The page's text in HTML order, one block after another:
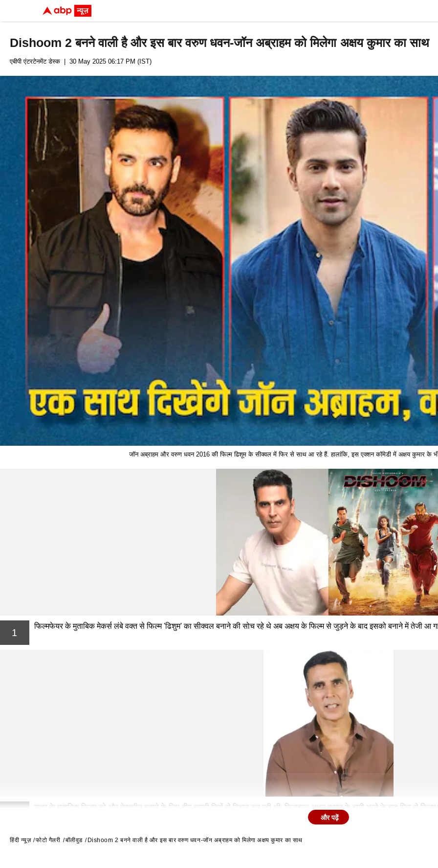
Dishoom 2 बनने वाली है और इस बार वरुण धवन-जॉन अब्राहम को मिलेगा अक्षय कुमार का साथ
एबीपी एंटरटेनमेंट डेस्क | 30 May 2025 06:17 PM (IST)
जॉन अब्राहम और वरुण धवन 2016 की फिल्म ढिशूम के सीक्वल में फिर से साथ आ रहे हैं. हालांकि, इस एक्शन कॉमेडी में अक्षय कुमार के भी
1
फिल्मफेयर के मुताबिक मेकर्स लंबे वक्त से फिल्म 'ढिशुम' का सीक्वल बनाने की सोच रहे थे अब अक्षय के फिल्म से जुड़ने के बाद इसको बनाने में तेजी आ
सूत्र के मुताबिक फिल्म को और बेहतरीन बनाने के लिए टीम काफी दिनों से विचार कर रही थी. फिलहाल अक्षय कुमार के हामी भरने के बाद फिर से फिल्म
और पढ़ें
हिंदी न्यूज़ फोटो गैलरी बॉलीवुड Dishoom 2 बनने वाली है और इस बार वरुण धवन-जॉन अब्राहम को मिलेगा अक्षय कुमार का साथ